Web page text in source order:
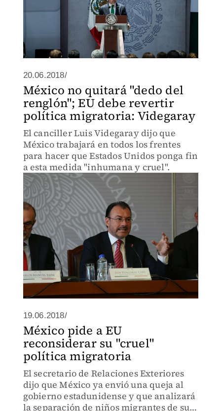
20.06.2018/
México no quitará "dedo del
renglón"; EU debe revertir
política migratoria: Videgaray
El canciller Luis Videgaray dijo que
México trabajará en todos los frentes
para hacer que Estados Unidos ponga fin
a esta medida "inhumana y cruel".
19.06.2018/
México pide a EU
reconsiderar su "cruel"
política migratoria
El secretario de Relaciones Exteriores
dijo que México ya envió una queja al
gobierno estadunidense y que analizará
la separación de niños migrantes de sus